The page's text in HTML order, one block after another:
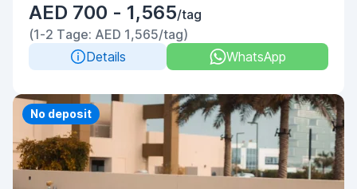
AED 700 - 1,565/tag
(1-2 Tage: AED 1,565/tag)
Details
WhatsApp
Priority
No deposit